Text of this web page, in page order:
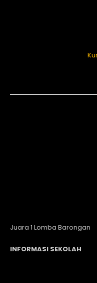
Juara 1 Lomba Barongan
INFORMASI SEKOLAH